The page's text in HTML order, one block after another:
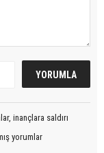
inançlara saldırı
yorumlar